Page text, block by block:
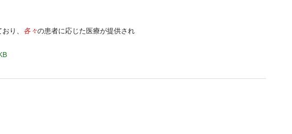
り、 各々の患者に応じた医療が提供され